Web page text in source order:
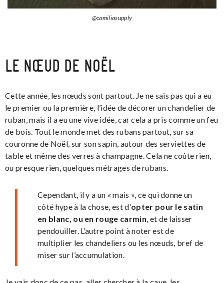
@camiliasupply
LE NŒUD DE NOËL
Cette année, les nœuds sont partout. Je ne sais pas qui a eu
le premier ou la première, l’idée de décorer un chandelier de
ruban, mais il a eu une vive idée, car cela a pris comme un feu
de bois. Tout le monde met des rubans partout, sur sa
couronne de Noël, sur son sapin, autour des serviettes de
table et même des verres à champagne. Cela ne coûte rien,
ou presque rien, quelques métrages de rubans.
Cependant, il y a un « mais », ce qui donne un
côté hype à la chose, est d’opter pour le satin
en blanc, ou en rouge carmin, et de laisser
pendouiller. L’autre point à noter est de
multiplier les chandeliers ou les nœuds, bref de
miser sur l’accumulation.